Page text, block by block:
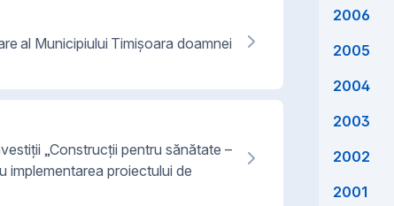
al Municipiului Timișoara doamnei
„Construcții pentru sănătate –
implementarea proiectului de
2006
2005
2004
2003
2002
2001